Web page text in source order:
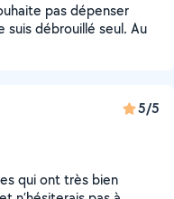
pas dépenser
débrouillé seul. Au
5/5
qui ont très bien